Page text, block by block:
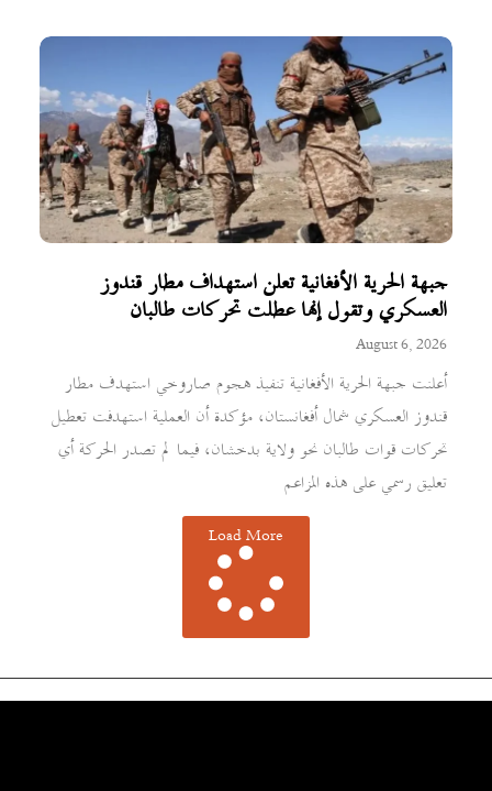
جبهة الحرية الأفغانية تعلن استهداف مطار قندوز
العسكري وتقول إنها عطلت تحركات طالبان
August 6, 2026
أعلنت جبهة الحرية الأفغانية تنفيذ هجوم صاروخي استهدف مطار
قندوز العسكري شمال أفغانستان، مؤكدة أن العملية استهدفت تعطيل
تحركات قوات طالبان نحو ولاية بدخشان، فيما لم تصدر الحركة أي
تعليق رسمي على هذه المزاعم
Load More